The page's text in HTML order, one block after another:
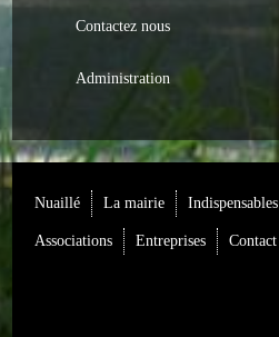
Actualités
Contactez nous
Administration
Nuaillé La mairie Indispensables
Associations Entreprises Contact